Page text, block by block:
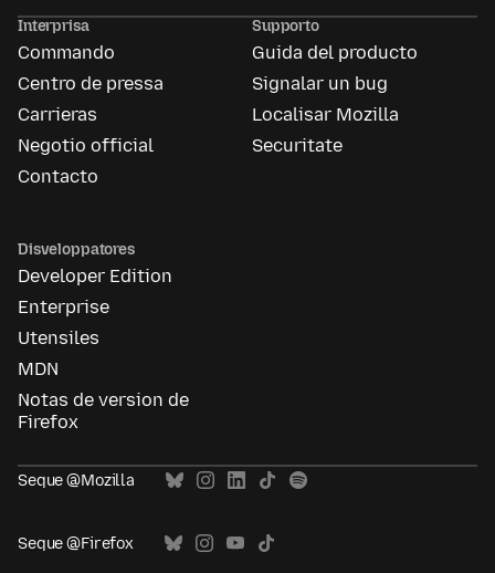
de
Mozilla
Interprisa
Commando
Centro de pressa
Carrieras
Negotio official
Contacto
Supporto
Guida del producto
Signalar un bug
Localisar Mozilla
Securitate
Disveloppatores
Developer Edition
Enterprise
Utensiles
MDN
Notas de version de
Firefox
Seque @Mozilla
Seque @Firefox